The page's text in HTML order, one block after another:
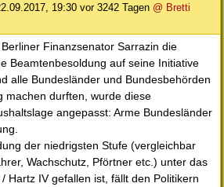
19:30 vor 3242 Tagen @ Bretti
Finanzsenator Sarrazin die
Beamtenbesoldung auf seine Initiative
alle Bundesländer und Bundesbehörden
machen durften, wurde diese
angepasst: Arme Bundesländer
der niedrigsten Stufe (vergleichbar
Wachschutz, Pförtner etc.) unter das
Hartz IV gefallen ist, fällt den Politikern